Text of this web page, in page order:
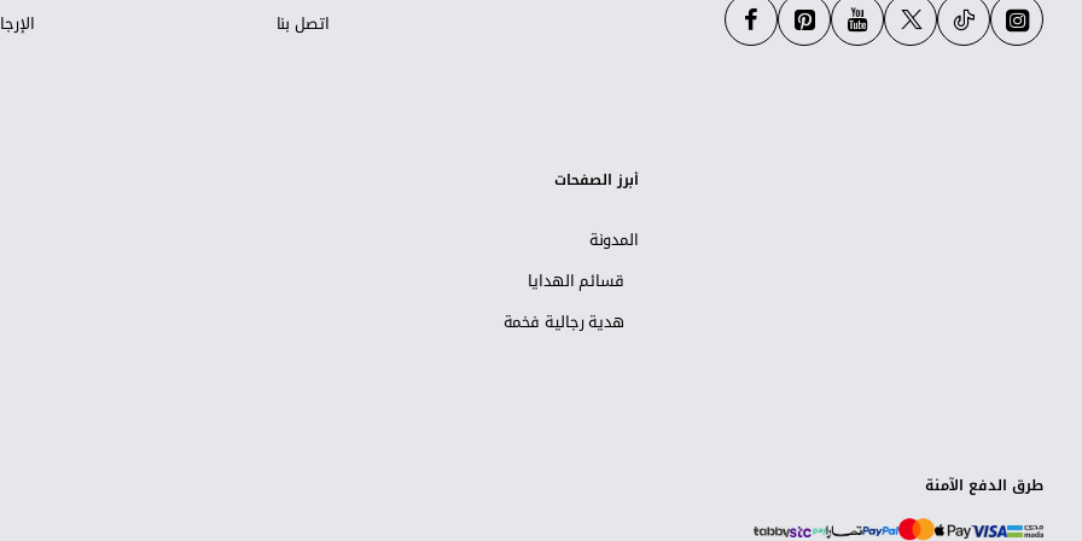
اتصل بنا
أبرز الصفحات
المدونة
قسائم الهدايا
هدية رجالية فخمة
طرق الدفع الآمنة